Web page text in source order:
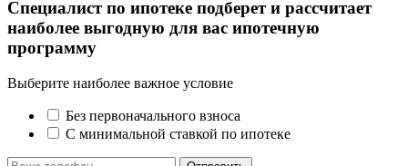
Специалист по ипотеке подберет и рассчитает
наиболее выгодную для вас ипотечную
программу
Выберите наиболее важное условие
Без первоначального взноса
С минимальной ставкой по ипотеке